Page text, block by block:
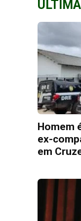
Homem
ex-
em